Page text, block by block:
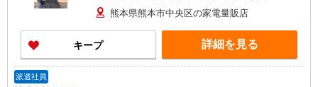
+゜・。○。・゜+゜・。○。・゜+゜ 入社祝い金10
万円支給(規定有) お友達を紹介頂くと, インセンテ
ィブ支給(規定有) ★月2回払い・週払い可能（規程
有）★ ゜・。○。・゜+゜・。○。・゜+゜
熊本県熊本市中央区の家電量販店
キープ 詳細を見る
派遣社員